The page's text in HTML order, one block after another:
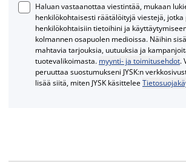
Haluan vastaanottaa viestintää, mukaan
henkilökohtaisesti räätälöityjä viestejä,
henkilökohtaisiin tietoihini ja
kolmannen osapuolen medioissa. Näihin
mahtavia tarjouksia, uutuuksia ja
tuotevalikoimasta. myynti- ja toimitusehdot.
peruuttaa suostumukseni JYSK:n
lisää siitä, miten JYSK käsittelee